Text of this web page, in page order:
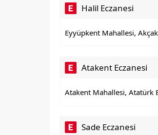
Halil Eczanesi
Eyyüpkent Mahallesi,
Atakent Eczanesi
Atakent Mahallesi, Atatürk
Sade Eczanesi